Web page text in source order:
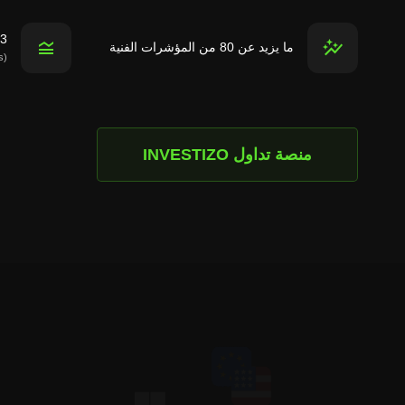
ما يزيد عن 80 من المؤشرات الفنية
3 مقاييس الأسعار للتحليل الفني
(linear, percentage, logarithmic scales)
منصة تداول INVESTIZO